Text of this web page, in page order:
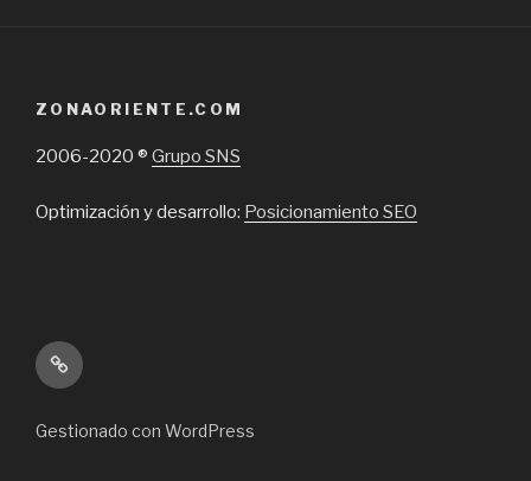
taller
mecánico
automotriz
ZONAORIENTE.COM
2006-2020 ® Grupo SNS
Optimización y desarrollo: Posicionamiento SEO
Inicio
Gestionado con WordPress